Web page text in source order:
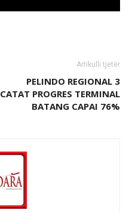
Artikulli tjetër
PELINDO REGIONAL 3
CATAT PROGRES TERMINAL
BATANG CAPAI 76%